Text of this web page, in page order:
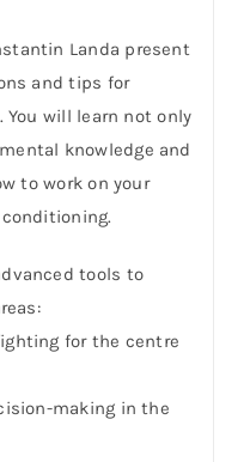
Landa present
and tips for
will learn not only
knowledge and
to work on your
tools to
for the centre
making in the